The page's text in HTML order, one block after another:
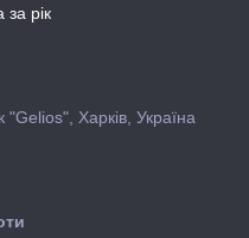
за рік
Харків, Україна